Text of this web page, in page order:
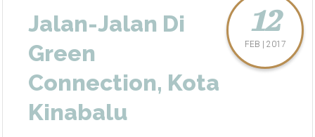
Jalan-Jalan Di
Green
Connection, Kota
Kinabalu
12
FEB | 2017